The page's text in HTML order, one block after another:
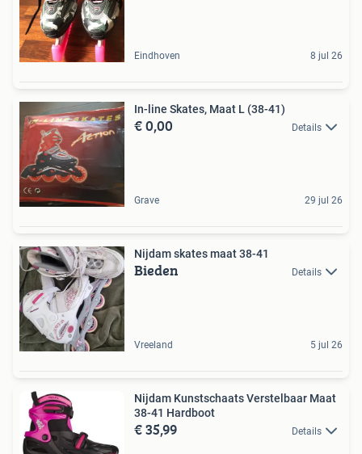
Eindhoven 8 jul 26
In-line Skates, Maat L (38-41)
€ 0,00 Details
Grave 29 jul 26
Nijdam skates maat 38-41
Bieden Details
Vreeland 5 jul 26
Nijdam Kunstschaats Verstelbaar Maat
38-41 Hardboot
€ 35,99 Details